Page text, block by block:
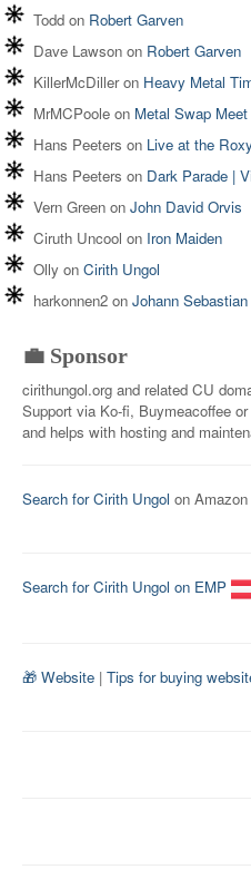
Todd on Robert Garven
Dave Lawson on Robert Garven
KillerMcDilleron Heavy Metal
MrMCPoole on Metal Swap
Hans Peeters on Live at the
Hans Peeters on Dark Parade |
Vern Green on John David Orvis
Ciruth Uncool on Iron Maiden
Olly on Cirith Ungol
harkonnen2 on Johann
💼 Sponsor
cirithungol.org and related CU
Support via Ko-fi, Buymeacoffee
and helps with hosting and
Search for Cirith Ungol on Amazon
Search for Cirith Ungol on EMP
🎁 Website | Tips for buying